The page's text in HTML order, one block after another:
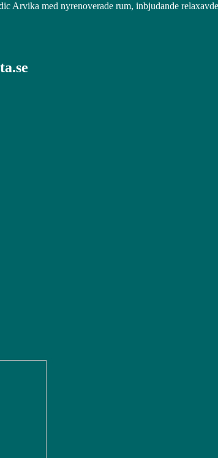
Arvika med nyrenoverade rum, inbjudande